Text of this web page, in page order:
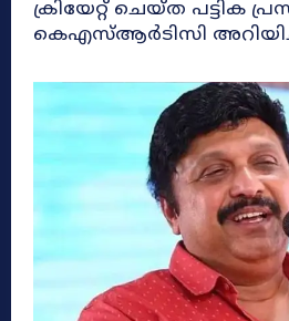
ക്രിയേറ്റ് ചെയ്ത പട്ടിക
കെഎസ്ആർടിസി